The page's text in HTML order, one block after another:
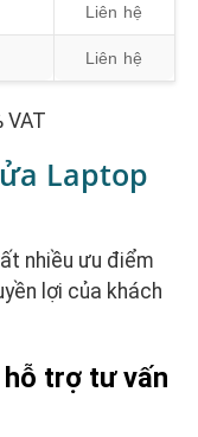
Liên hệ
Liên hệ
VAT
Laptop
nhiều ưu điểm
lợi của khách
trợ tư vấn